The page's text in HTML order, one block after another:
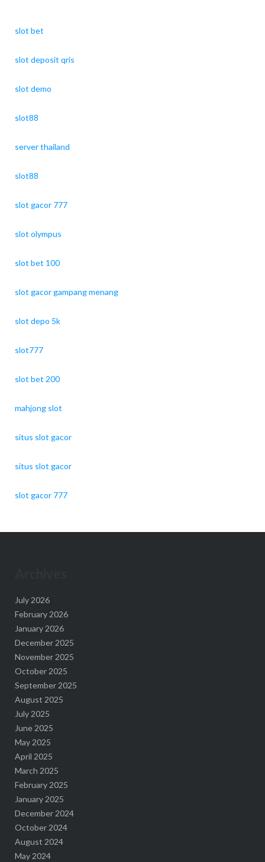
slot bet
slot deposit qris
slot demo
slot88
server thailand
slot88
slot gacor 777
slot olympus
slot bet 100
slot gacor gampang menang
slot depo 5k
slot777
slot bet 200
mahjong slot
situs slot gacor
situs slot gacor
slot gacor 777
July 2026
February 2026
January 2026
December 2025
November 2025
October 2025
September 2025
August 2025
July 2025
June 2025
May 2025
April 2025
March 2025
February 2025
January 2025
December 2024
October 2024
August 2024
May 2024